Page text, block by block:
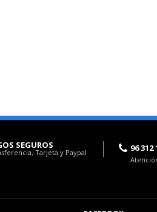
SEGUROS
Tarjeta y Paypal 96 312